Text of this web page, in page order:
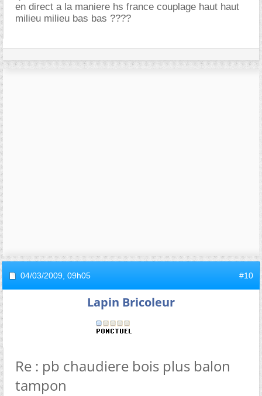
en direct a la maniere hs france couplage haut haut
milieu milieu bas bas ????
04/03/2009, 09h05 #10
Lapin Bricoleur
Re : pb chaudiere bois plus balon
tampon